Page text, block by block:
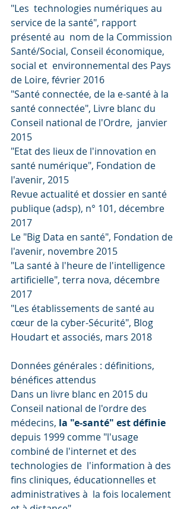
"Les  technologies numériques au
service de la santé", rapport
présenté au  nom de la Commission
Santé/Social, Conseil économique,
social et  environnemental des Pays
de Loire, février 2016
"Santé connectée, de la e-santé à la
santé connectée", Livre blanc du
Conseil national de l'Ordre,  janvier
2015
"Etat des lieux de l'innovation en
santé numérique", Fondation de
l'avenir, 2015
Revue actualité et dossier en santé
publique (adsp), n° 101, décembre
2017
Le "Big Data en santé", Fondation de
l'avenir, novembre 2015
"La santé à l'heure de l'intelligence
artificielle", terra nova, décembre
2017
"Les établissements de santé au
cœur de la cyber-Sécurité", Blog
Houdart et associés, mars 2018
Données générales : définitions,
bénéfices attendus
Dans un livre blanc en 2015 du
Conseil national de l'ordre des
médecins, la "e-santé" est définie
depuis 1999 comme "l'usage
combiné de l'internet et des
technologies de  l'information à des
fins cliniques, éducationnelles et
administratives à  la fois localement